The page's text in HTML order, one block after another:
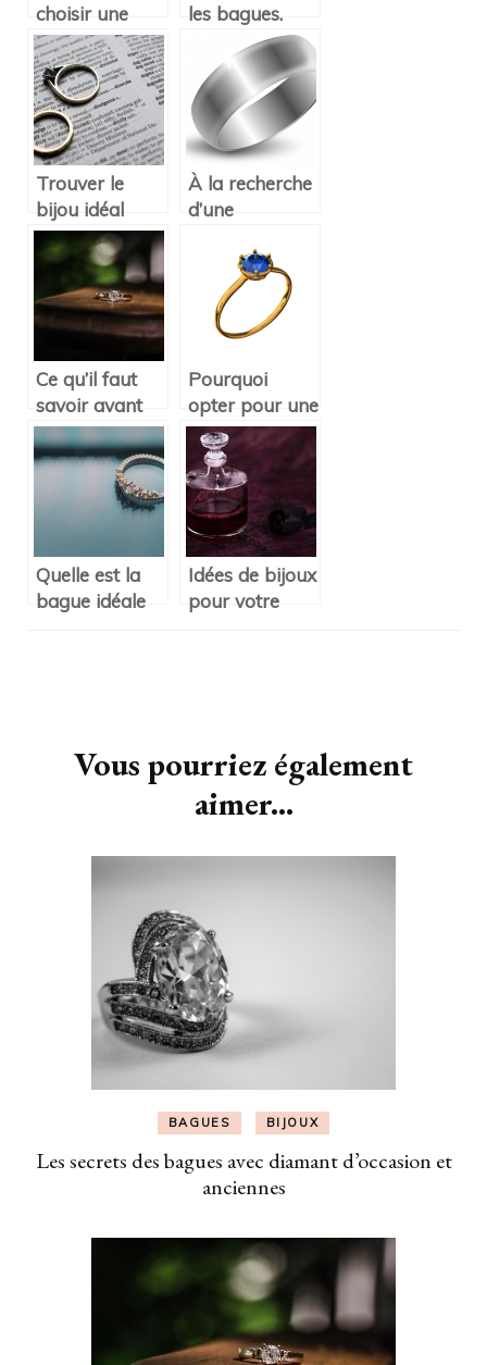
choisir une
bague de
fiançaille?
les bagues.
Tout une
tradition !
Trouver le
bijou idéal
pour vos
fianciailles et
mariage
À la recherche
d’une
bague pour
femme ?
Ce qu’il faut
savoir avant
de choisir une
bague de
fiançailles
Pourquoi
opter pour une
bague en
plaqué or ?
Quelle est la
bague idéale
Idées de bijoux
pour votre
Vous pourriez également
aimer...
BAGUES BIJOUX
Les secrets des bagues avec diamant d’occasion et
anciennes